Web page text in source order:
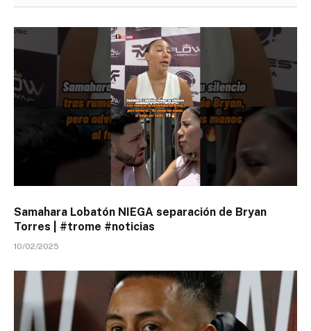
Samahara Lobatón NIEGA separación de Bryan
Torres | #trome #noticias
10/02/2025